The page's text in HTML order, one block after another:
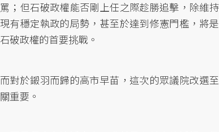
罵；但石破政權能否剛上任之際趁勝追擊，除維持
現有穩定執政的局勢，甚至於達到修憲門檻，將是
石破政權的首要挑戰。
而對於鎩羽而歸的高市早苗，這次的眾議院改選至
關重要。